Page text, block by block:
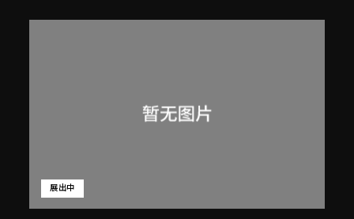
展出中